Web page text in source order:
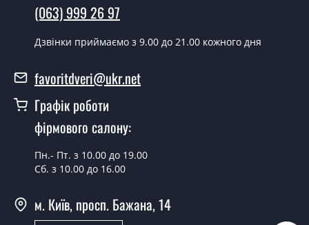
Скільки коштує встановлення дверей
Selesta венге панга сатин білий?
сатин білий - от 1800 грн.
Можна на сьогодні викликати
замірника?
У вас є в наявності готові дверні
Так, ми маємо великий асортимент готових дверних
(063) 999 26 97
Дзвінки приймаємо з 9.00 до 21.00 кожного дня
favoritdveri@ukr.net
Графік роботи
фірмового салону:
Пн.- Пт. з 10.00 до 19.00
Сб. з 10.00 до 16.00
м. Київ, просп. Бажана, 14